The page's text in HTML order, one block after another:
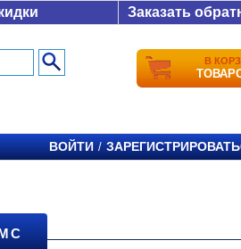
Заказать
В
ВОЙТИ /